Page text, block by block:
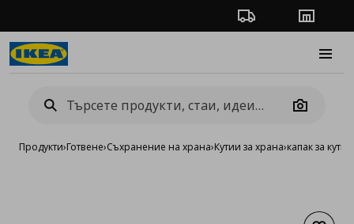
Проследяване на
Camera
Продукти›Готвене›Съхранение на храна›Кутии за храна›капак за